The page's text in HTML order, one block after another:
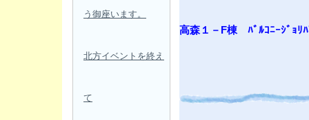
う御座います。
北方イベントを終え
て
高森１－F棟 ﾊﾞﾙｺﾆｰｼﾞｮﾘ